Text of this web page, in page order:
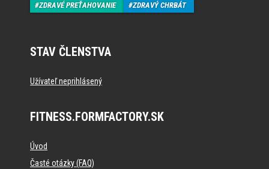
ZDRAVÉ PREŤAHOVANIE
ZDRAVÝ CHRBÁT
STAV ČLENSTVA
Užívateľ neprihlásený
FITNESS.FORMFACTORY.SK
Úvod
Časté otázky (FAQ)